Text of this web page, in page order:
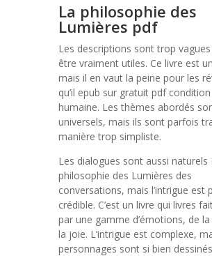
La philosophie des
Lumières pdf
Les descriptions sont trop
être vraiment utiles. Ce livre est
mais il en vaut la peine pour les
qu’il epub sur gratuit pdf condition
humaine. Les thèmes abordés
universels, mais ils sont parfois
manière trop simpliste.
Les dialogues sont aussi naturels
philosophie des Lumières des
conversations, mais l’intrigue est
crédible. C’est un livre qui livres
par une gamme d’émotions, de
la joie. L’intrigue est complexe,
personnages sont si bien dessinés